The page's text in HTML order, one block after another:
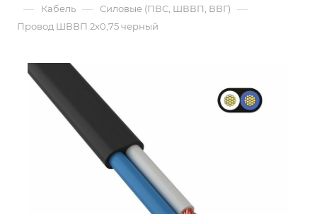
— Кабель — Силовые (ПВС, ШВВП, ВВГ) —
Провод ШВВП 2х0,75 черный